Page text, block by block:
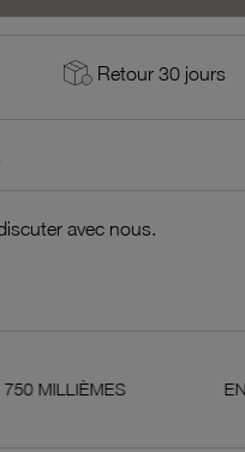
Retour 30 jours
avec nous.